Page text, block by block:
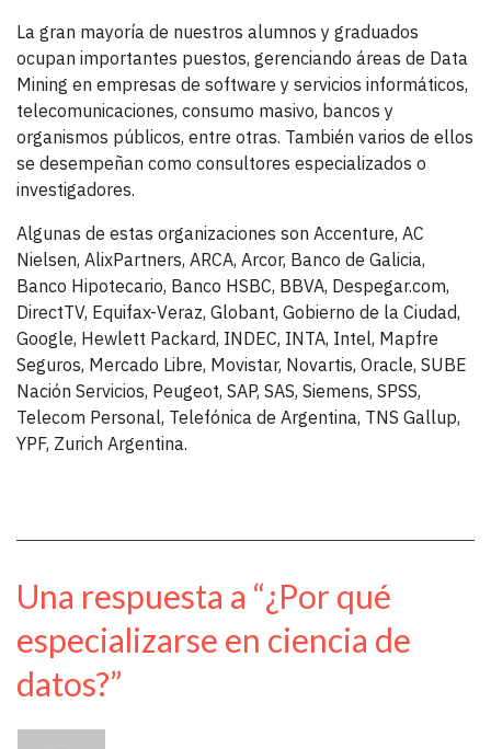
La gran mayoría de nuestros alumnos y graduados
ocupan importantes puestos, gerenciando áreas de Data
Mining en empresas de software y servicios informáticos,
telecomunicaciones, consumo masivo, bancos y
organismos públicos, entre otras. También varios de ellos
se desempeñan como consultores especializados o
investigadores.
Algunas de estas organizaciones son Accenture, AC
Nielsen, AlixPartners, ARCA, Arcor, Banco de Galicia,
Banco Hipotecario, Banco HSBC, BBVA, Despegar.com,
DirectTV, Equifax-Veraz, Globant, Gobierno de la Ciudad,
Google, Hewlett Packard, INDEC, INTA, Intel, Mapfre
Seguros, Mercado Libre, Movistar, Novartis, Oracle, SUBE
Nación Servicios, Peugeot, SAP, SAS, Siemens, SPSS,
Telecom Personal, Telefónica de Argentina, TNS Gallup,
YPF, Zurich Argentina.
Una respuesta a “¿Por qué
especializarse en ciencia de
datos?”